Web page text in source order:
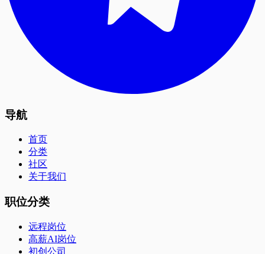
导航
首页
分类
社区
关于我们
职位分类
远程岗位
高薪AI岗位
初创公司